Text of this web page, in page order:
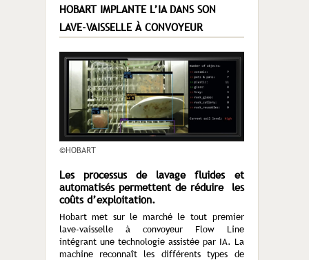
HOBART IMPLANTE L’IA DANS SON
LAVE-VAISSELLE À CONVOYEUR
©HOBART
Les processus de lavage fluides et
automatisés permettent de réduire les
coûts d’exploitation.
Hobart met sur le marché le tout premier
lave-vaisselle à convoyeur Flow Line
intégrant une technologie assistée par IA. La
machine reconnaît les différents types de